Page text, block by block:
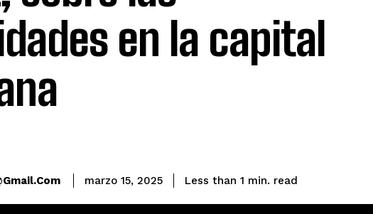
en la capital
marzo 15, 2025 Less than 1 min. read